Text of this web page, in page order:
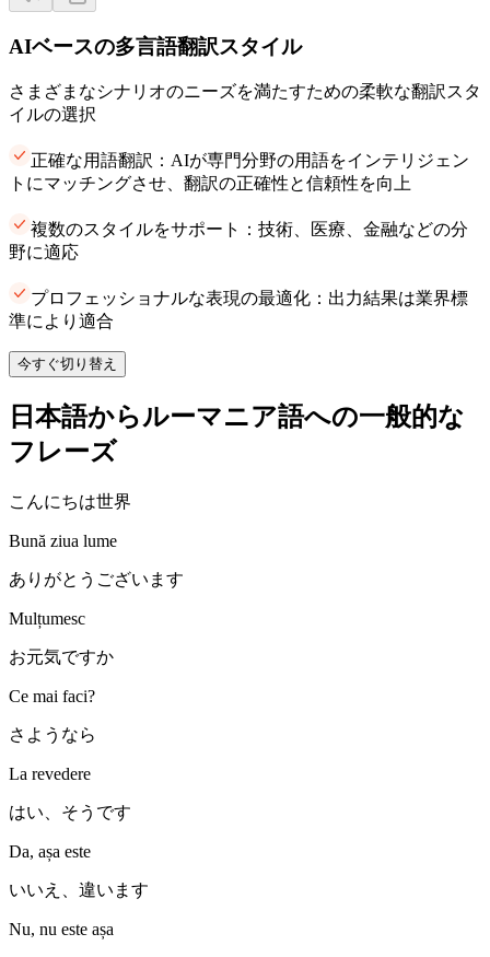
AIベースの多言語翻訳スタイル
さまざまなシナリオのニーズを満たすための柔軟な翻訳スタ
イルの選択
正確な用語翻訳：AIが専門分野の用語をインテリジェン
トにマッチングさせ、翻訳の正確性と信頼性を向上
複数のスタイルをサポート：技術、医療、金融などの分
野に適応
プロフェッショナルな表現の最適化：出力結果は業界標
準により適合
今すぐ切り替え
日本語からルーマニア語への一般的な
フレーズ
こんにちは世界
Bună ziua lume
ありがとうございます
Mulțumesc
お元気ですか
Ce mai faci?
さようなら
La revedere
はい、そうです
Da, așa este
いいえ、違います
Nu, nu este așa